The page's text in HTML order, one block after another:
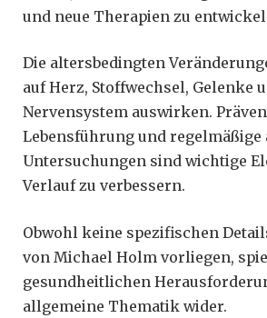
und neue Therapien zu
Die altersbedingten
auf Herz, Stoffwechsel, Gelenke
Nervensystem auswirken.
Lebensführung und
Untersuchungen sind wichtige
Verlauf zu verbessern.
Obwohl keine spezifischen
von Michael Holm vorliegen,
gesundheitlichen
allgemeine Thematik wider.